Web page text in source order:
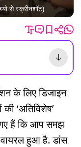
से स्क्रीनशॉट)
के लिए डिजाइन
‘अतिविशेष’
हैं कि आप समझ
वायरल हुआ है. डांस